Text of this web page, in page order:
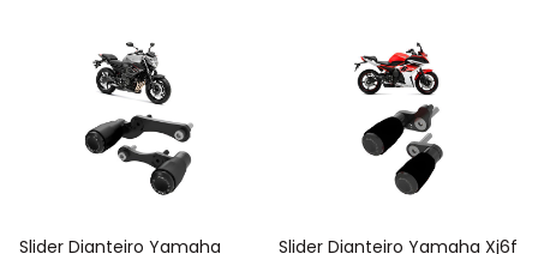
Slider Dianteiro Yamaha
Slider Dianteiro Yamaha Xj6f